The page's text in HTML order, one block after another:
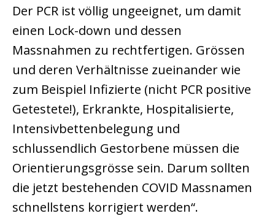
Der PCR ist völlig ungeeignet, um damit
einen Lock-down und dessen
Massnahmen zu rechtfertigen. Grössen
und deren Verhältnisse zueinander wie
zum Beispiel Infizierte (nicht PCR positive
Getestete!), Erkrankte, Hospitalisierte,
Intensivbettenbelegung und
schlussendlich Gestorbene müssen die
Orientierungsgrösse sein. Darum sollten
die jetzt bestehenden COVID Massnamen
schnellstens korrigiert werden“.